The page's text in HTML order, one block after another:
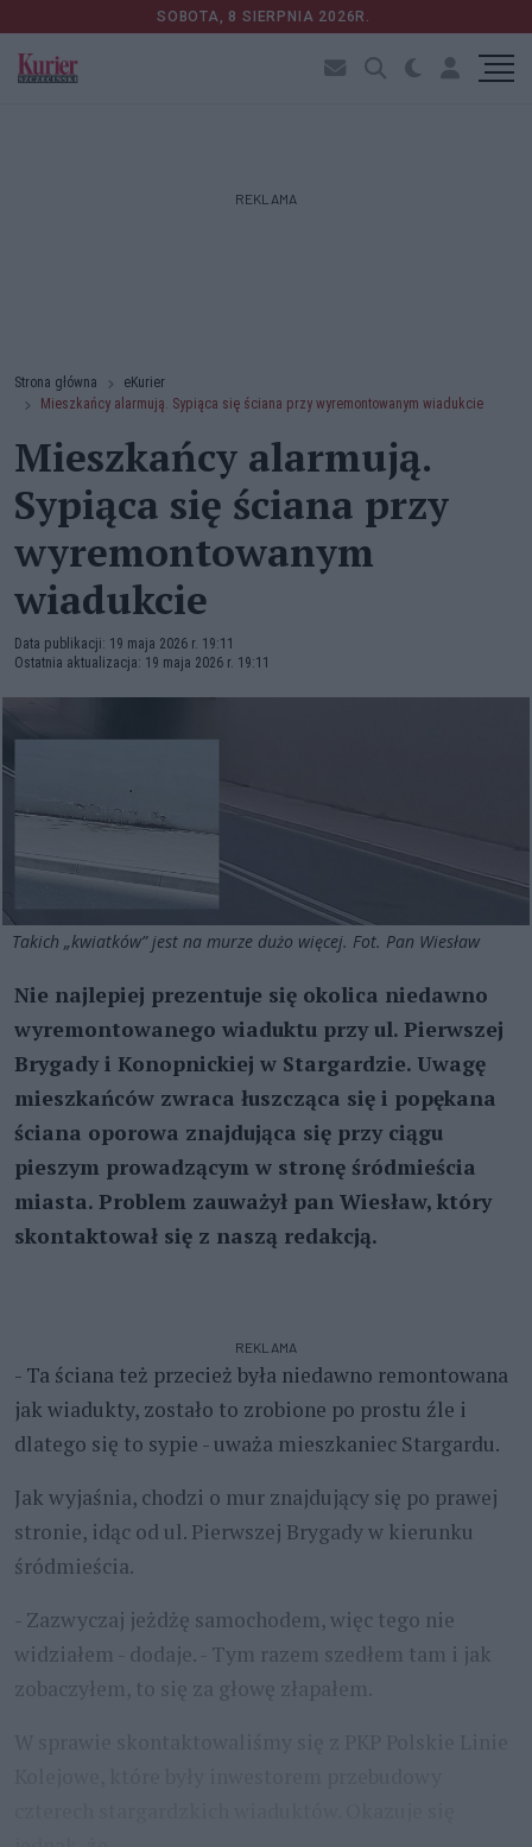
SOBOTA, 8 SIERPNIA 2026R.
REKLAMA
Strona główna
eKurier
Mieszkańcy alarmują. Sypiąca się ściana przy wyremontowanym wiadukcie
Mieszkańcy alarmują.
Sypiąca się ściana przy
wyremontowanym
wiadukcie
Data publikacji: 19 maja 2026 r. 19:11
Ostatnia aktualizacja: 19 maja 2026 r. 19:11
Takich „kwiatków” jest na murze dużo więcej. Fot. Pan Wiesław
Nie najlepiej prezentuje się okolica niedawno
wyremontowanego wiaduktu przy ul. Pierwszej
Brygady i Konopnickiej w Stargardzie. Uwagę
mieszkańców zwraca łuszcząca się i popękana
ściana oporowa znajdująca się przy ciągu
pieszym prowadzącym w stronę śródmieścia
miasta. Problem zauważył pan Wiesław, który
skontaktował się z naszą redakcją.
REKLAMA
- Ta ściana też przecież była niedawno remontowana
jak wiadukty, zostało to zrobione po prostu źle i
dlatego się to sypie - uważa mieszkaniec Stargardu.
Jak wyjaśnia, chodzi o mur znajdujący się po prawej
stronie, idąc od ul. Pierwszej Brygady w kierunku
śródmieścia.
- Zazwyczaj jeżdżę samochodem, więc tego nie
widziałem - dodaje. - Tym razem szedłem tam i jak
zobaczyłem, to się za głowę złapałem.